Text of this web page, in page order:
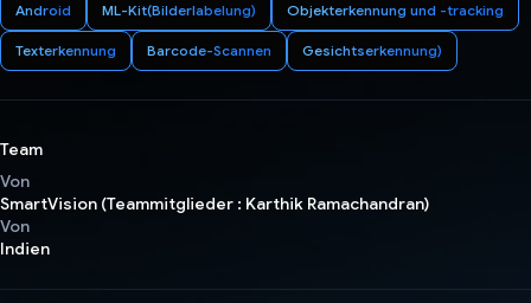
Android ML-Kit(Bilderlabelung) Objekterkennung und -tracking
Texterkennung Barcode-Scannen Gesichtserkennung)
Team
Von
SmartVision (Teammitglieder : Karthik Ramachandran)
Von
Indien